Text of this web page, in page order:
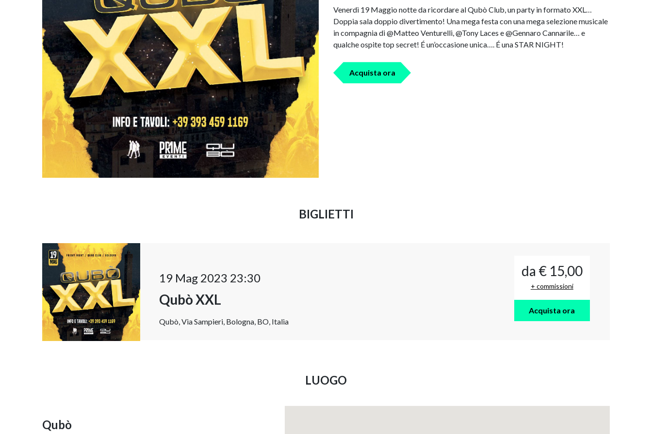
Venerdì 19 Maggio notte da ricordare al Qubò Club, un party in formato XXL…
Doppia sala doppio divertimento! Una mega festa con una mega selezione musicale
in compagnia di @Matteo Venturelli, @Tony Laces e @Gennaro Cannarile… e
qualche ospite top secret! É un’occasione unica…. É una STAR NIGHT!
Acquista ora
BIGLIETTI
19 Mag 2023 23:30
Qubò XXL
Qubò, Via Sampieri, Bologna, BO, Italia
da € 15,00
+ commissioni
Acquista ora
LUOGO
Qubò